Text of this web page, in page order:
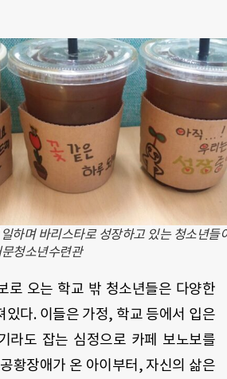
하며 바리스타로 성장하고 있는 청소년들
청소년수련관
로 오는 학교 밖 청소년들은 다양한
있다. 이들은 가정, 학교 등에서 입은
라도 잡는 심정으로 카페 보노보를
황장애가 온 아이부터, 자신의 삶은